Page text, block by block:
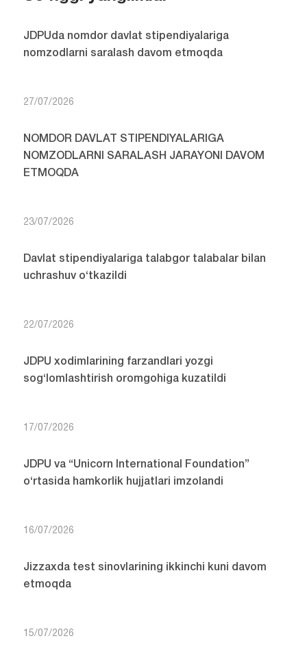
JDPUda nomdor davlat stipendiyalariga
nomzodlarni saralash davom etmoqda
27/07/2026
NOMDOR DAVLAT STIPENDIYALARIGA
NOMZODLARNI SARALASH JARAYONI DAVOM
ETMOQDA
23/07/2026
Davlat stipendiyalariga talabgor talabalar bilan
uchrashuv o‘tkazildi
22/07/2026
JDPU xodimlarining farzandlari yozgi
sog‘lomlashtirish oromgohiga kuzatildi
17/07/2026
JDPU va “Unicorn International Foundation”
o‘rtasida hamkorlik hujjatlari imzolandi
16/07/2026
Jizzaxda test sinovlarining ikkinchi kuni davom
etmoqda
15/07/2026